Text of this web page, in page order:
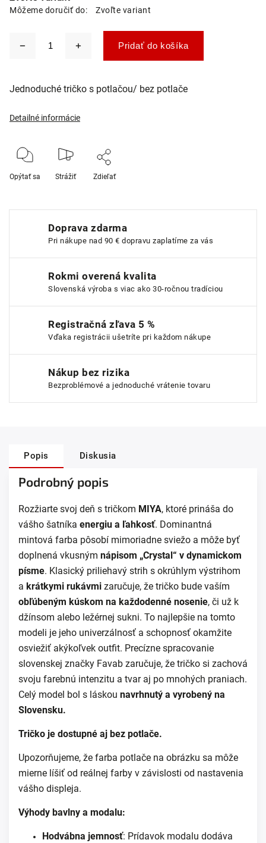
Môžeme doručiť do: Zvoľte variant
Pridať do košíka
Jednoduché tričko s potlačou/ bez potlače
Detailné informácie
Opýtať sa Strážiť Zdieľať
Doprava zdarma
Pri nákupe nad 90 € dopravu zaplatíme za vás
Rokmi overená kvalita
Slovenská výroba s viac ako 30-ročnou tradíciou
Registračná zľava 5 %
Vďaka registrácii ušetríte pri každom nákupe
Nákup bez rizika
Bezproblémové a jednoduché vrátenie tovaru
Popis Diskusia
Podrobný popis
Rozžiarte svoj deň s tričkom MIYA, ktoré prináša do
vášho šatníka energiu a ľahkosť. Dominantná
mintová farba pôsobí mimoriadne sviežo a môže byť
doplnená vkusným nápisom „Crystal“ v dynamickom
písme. Klasický priliehavý strih s okrúhlym výstrihom
a krátkymi rukávmi zaručuje, že tričko bude vaším
obľúbeným kúskom na každodenné nosenie, či už k
džínsom alebo ležérnej sukni. To najlepšie na tomto
modeli je jeho univerzálnosť a schopnosť okamžite
osviežiť akýkoľvek outfit. Precízne spracovanie
slovenskej značky Favab zaručuje, že tričko si zachová
svoju farebnú intenzitu a tvar aj po mnohých praniach.
Celý model bol s láskou navrhnutý a vyrobený na
Slovensku.
Tričko je dostupné aj bez potlače.
Upozorňujeme, že farba potlače na obrázku sa môže
mierne líšiť od reálnej farby v závislosti od nastavenia
vášho displeja.
Výhody bavlny a modalu:
Hodvábna jemnosť: Prídavok modalu dodáva